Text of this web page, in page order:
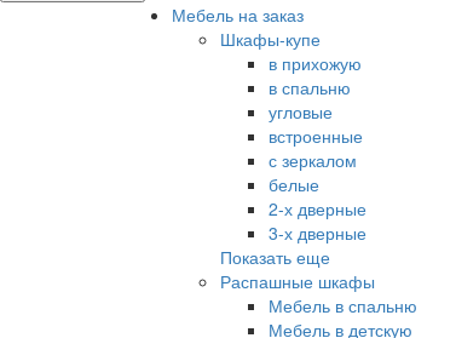
Мебель на заказ
Шкафы-купе
в прихожую
в спальню
угловые
встроенные
с зеркалом
белые
2-х дверные
3-х дверные
Показать еще
Распашные шкафы
Мебель в спальню
Мебель в детскую